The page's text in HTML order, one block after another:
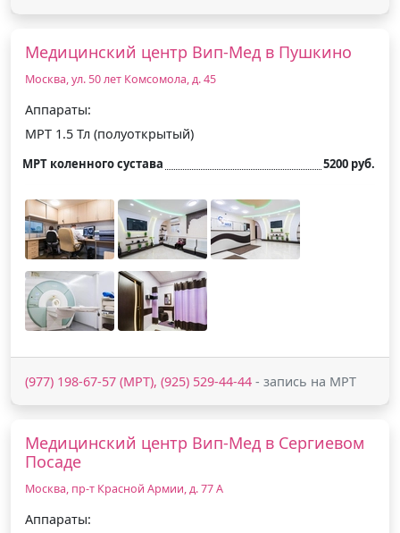
Медицинский центр Вип-Мед в Пушкино
Москва, ул. 50 лет Комсомола, д. 45
Аппараты:
МРТ 1.5 Тл (полуоткрытый)
МРТ коленного сустава 5200 руб.
(977) 198-67-57 (МРТ), (925) 529-44-44 - запись на МРТ
Медицинский центр Вип-Мед в Сергиевом
Посаде
Москва, пр-т Красной Армии, д. 77 А
Аппараты: